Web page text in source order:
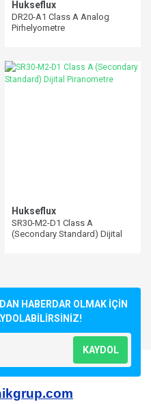
Hukseflux
DR20-A1 Class A Analog
Pirhelyometre
Hukseflux
SR30-M2-D1 Class A
(Secondary Standard) Dijital
HABERDAR OLMAK İÇİN
KAYDOL